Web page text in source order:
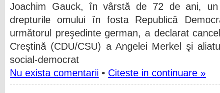
Joachim Gauck, în vârstă de 72 de ani,
drepturile omului în fosta Republică
următorul preşedinte german, a declarat
Creştină (CDU/CSU) a Angelei Merkel şi
social-democrat
Nu exista comentarii • Citeste in continuare »